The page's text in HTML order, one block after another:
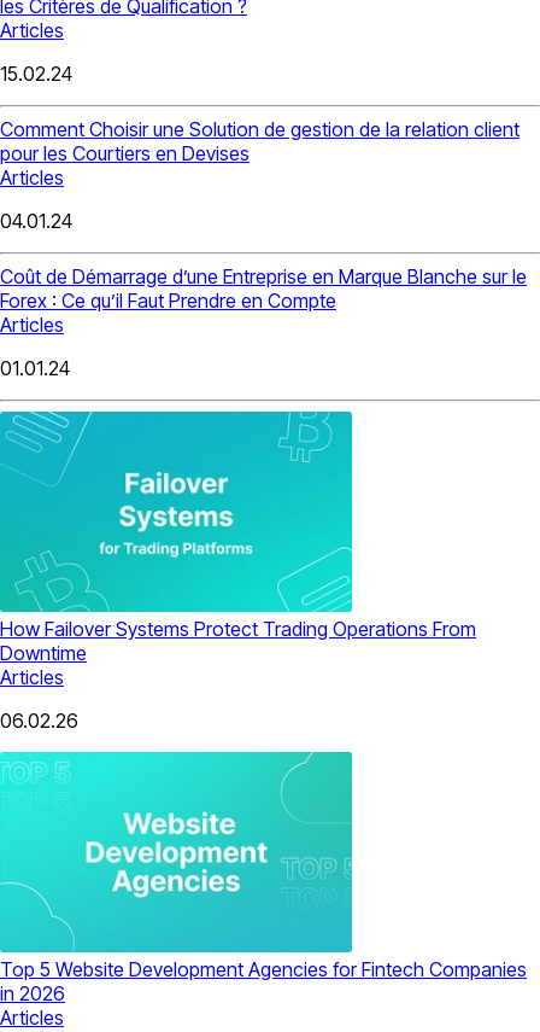
les Critères de Qualification ?
Articles
15.02.24
Comment Choisir une Solution de gestion de la relation client
pour les Courtiers en Devises
Articles
04.01.24
Coût de Démarrage d’une Entreprise en Marque Blanche sur le
Forex : Ce qu’il Faut Prendre en Compte
Articles
01.01.24
How Failover Systems Protect Trading Operations From
Downtime
Articles
06.02.26
Top 5 Website Development Agencies for Fintech Companies
in 2026
Articles